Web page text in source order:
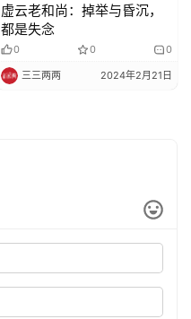
虚云老和尚：掉举与昏沉，
都是失念
0 0 0
三三两两 2024年2月21日